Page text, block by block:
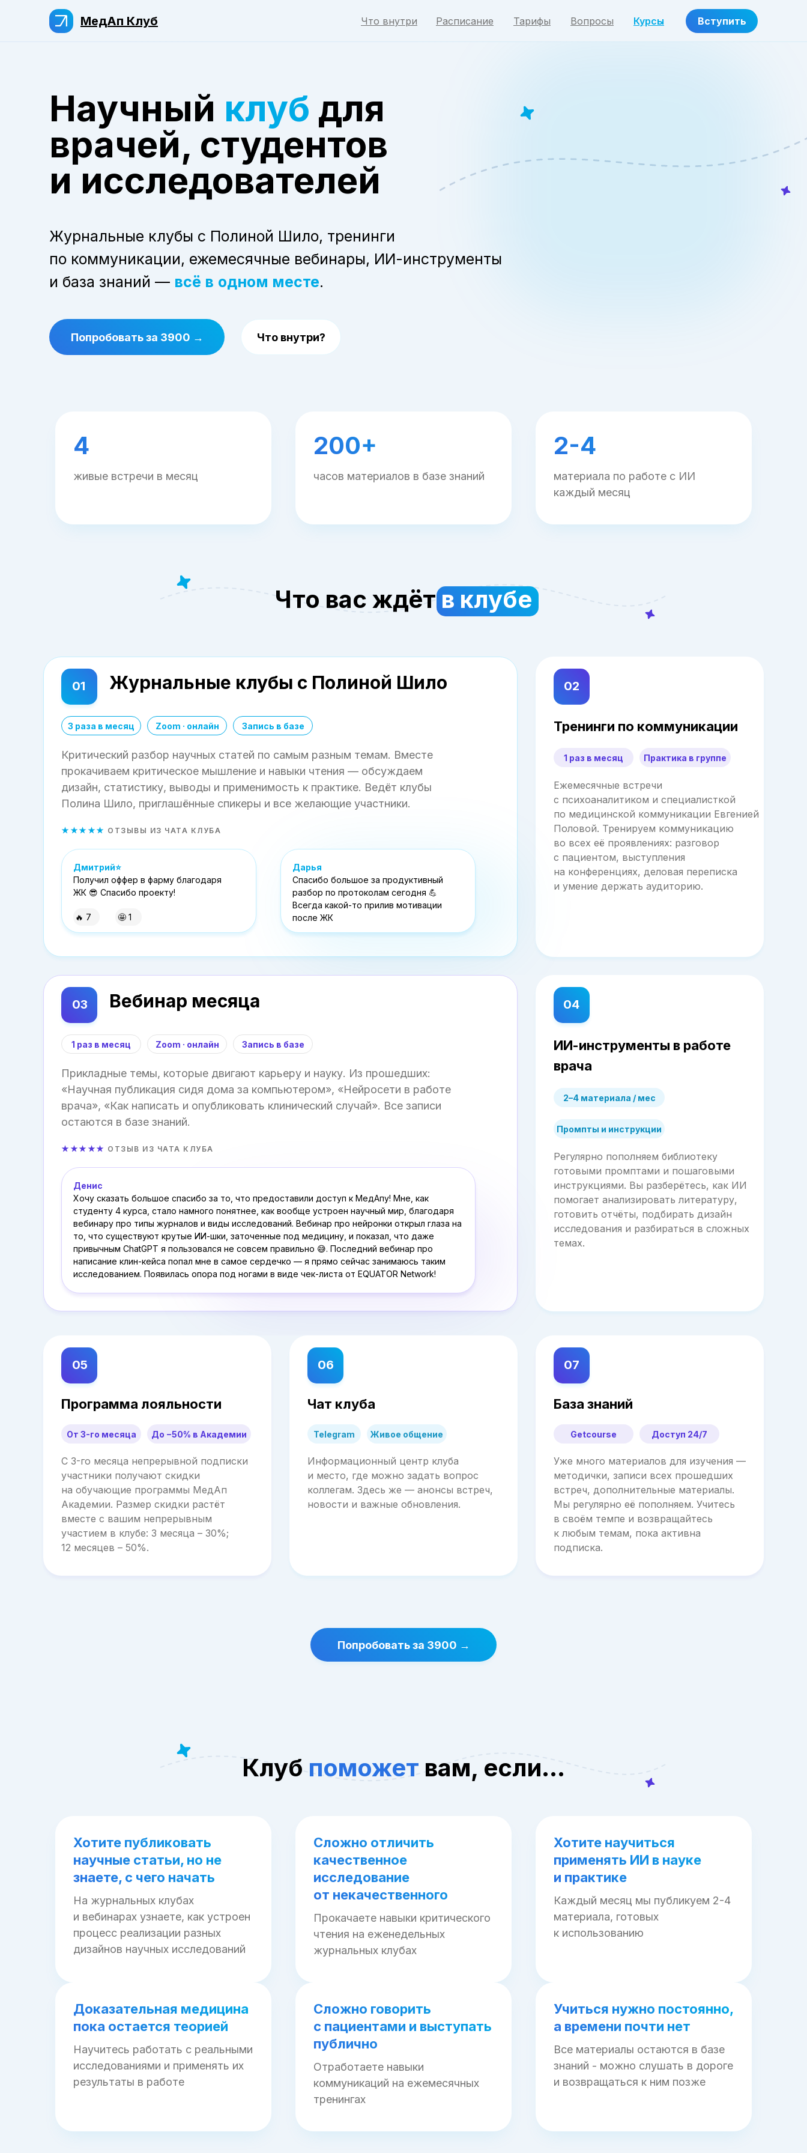
Что внутри Курсы
Вопросы
Тарифы
Расписание Вступить
МедАп Клуб
Научный клуб для
врачей, студентов
и исследователей
Журнальные клубы с Полиной Шило, тренинги
по коммуникации, ежемесячные вебинары, ИИ-инструменты
и база знаний — всё в одном месте.
Попробовать за 3900 → Что внутри?
4
живые встречи в месяц
200+
часов материалов в базе знаний
2-4
материала по работе с ИИ
каждый месяц
Что вас ждётв клубе
Тренинги по коммуникации
1 раз в месяц Практика в группе
Ежемесячные встречи
с психоаналитиком и специалисткой
по медицинской коммуникации Евгенией
Половой. Тренируем коммуникацию
во всех её проявлениях: разговор
с пациентом, выступления
на конференциях, деловая переписка
и умение держать аудиторию.
02
Журнальные клубы с Полиной Шило
3 раза в месяц Zoom · онлайн Запись в базе
Критический разбор научных статей по самым разным темам. Вместе
прокачиваем критическое мышление и навыки чтения — обсуждаем
дизайн, статистику, выводы и применимость к практике. Ведёт клубы
Полина Шило, приглашённые спикеры и все желающие участники.
★★★★★ ОТЗЫВЫ ИЗ ЧАТА КЛУБА
01
Дарья
Спасибо большое за продуктивный
разбор по протоколам сегодня 💪
Всегда какой-то прилив мотивации
после ЖК
Дмитрий⭐
Получил оффер в фарму благодаря
ЖК 😎 Спасибо проекту!
🔥 7 🤩 1
ИИ-инструменты в работе
врача
2–4 материала / мес
Промпты и инструкции
Регулярно пополняем библиотеку
готовыми промптами и пошаговыми
инструкциями. Вы разберётесь, как ИИ
помогает анализировать литературу,
готовить отчёты, подбирать дизайн
исследования и разбираться в сложных
темах.
04
Вебинар месяца
1 раз в месяц Zoom · онлайн Запись в базе
Прикладные темы, которые двигают карьеру и науку. Из прошедших:
«Научная публикация сидя дома за компьютером», «Нейросети в работе
врача», «Как написать и опубликовать клинический случай». Все записи
остаются в базе знаний.
★★★★★ ОТЗЫВ ИЗ ЧАТА КЛУБА
03
Денис
Хочу сказать большое спасибо за то, что предоставили доступ к МедАпу! Мне, как
студенту 4 курса, стало намного понятнее, как вообще устроен научный мир, благодаря
вебинару про типы журналов и виды исследований. Вебинар про нейронки открыл глаза на
то, что существуют крутые ИИ-шки, заточенные под медицину, и показал, что даже
привычным ChatGPT я пользовался не совсем правильно 😅. Последний вебинар про
написание клин-кейса попал мне в самое сердечко — я прямо сейчас занимаюсь таким
исследованием. Появилась опора под ногами в виде чек-листа от EQUATOR Network!
Программа лояльности
От 3-го месяца До −50% в Академии
С 3-го месяца непрерывной подписки
участники получают скидки
на обучающие программы МедАп
Академии. Размер скидки растёт
вместе с вашим непрерывным
участием в клубе: 3 месяца – 30%;
12 месяцев – 50%.
05
Чат клуба
Telegram Живое общение
Информационный центр клуба
и место, где можно задать вопрос
коллегам. Здесь же — анонсы встреч,
новости и важные обновления.
06
База знаний
Getcourse Доступ 24/7
Уже много материалов для изучения —
методички, записи всех прошедших
встреч, дополнительные материалы.
Мы регулярно её пополняем. Учитесь
в своём темпе и возвращайтесь
к любым темам, пока активна
подписка.
07
Попробовать за 3900 →
Клуб поможет вам, если…
Хотите публиковать
научные статьи, но не
знаете, с чего начать
На журнальных клубах
и вебинарах узнаете, как устроен
процесс реализации разных
дизайнов научных исследований
Сложно отличить
качественное
исследование
от некачественного
Прокачаете навыки критического
чтения на еженедельных
журнальных клубах
Хотите научиться
применять ИИ в науке
и практике
Каждый месяц мы публикуем 2-4
материала, готовых
к использованию
Доказательная медицина
пока остается теорией
Научитесь работать с реальными
исследованиями и применять их
результаты в работе
Сложно говорить
с пациентами и выступать
публично
Отработаете навыки
коммуникаций на ежемесячных
тренингах
Учиться нужно постоянно,
а времени почти нет
Все материалы остаются в базе
знаний - можно слушать в дороге
и возвращаться к ним позже